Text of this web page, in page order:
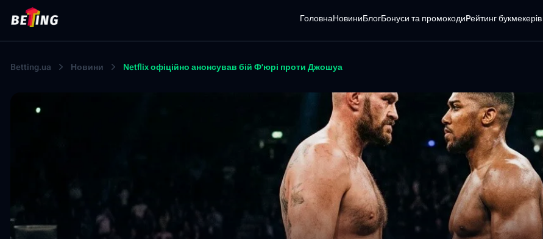
ГоловнаНовиниБлогБонуси та промокодиPейтинг букмекерів
Betting.ua Новини Netflix офіційно анонсував бій Ф'юрі проти Джошуа